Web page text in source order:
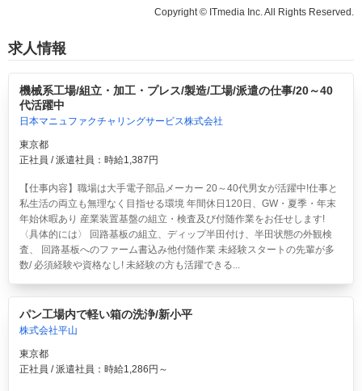
Copyright © ITmedia Inc. All Rights Reserved.
求人情報
機械系工場/組立・加工・プレス/製造/工場/派遣の仕事/20～40
代活躍中
日本マニュファクチャリングサービス株式会社
東京都
正社員 / 派遣社員：時給1,387円
【仕事内容】職場は大手電子部品メーカー 20～40代男女が活躍中!仕事と
私生活の両立も無理なく目指せる環境 年間休日120日、GW・夏季・年末
年始休暇あり 産業装置基盤の組立・検査及び付随作業をお任せします!
〈具体的には〉 回路基板の組立、ディップ半田付け、半田状態の外観検
査、 回路基板へのファーム書込み他付随作業 未経験スタートの先輩が多
数/ 必須経験や資格なし! 未経験の方も活躍できる...
パン工場内で軽い箱の洗浄/新小平
株式会社平山
東京都
正社員 / 派遣社員：時給1,286円～